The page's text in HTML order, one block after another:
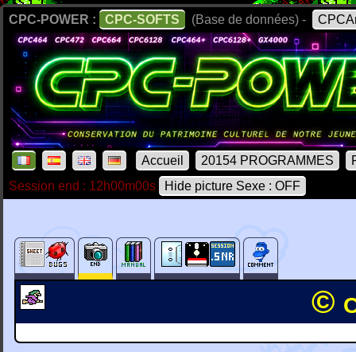
CPC-POWER : CPC-SOFTS (Base de données) -
Accueil 20154 PROGRAMMES
Session end : 12h00m00s
Hide picture Sexe : OFF
©